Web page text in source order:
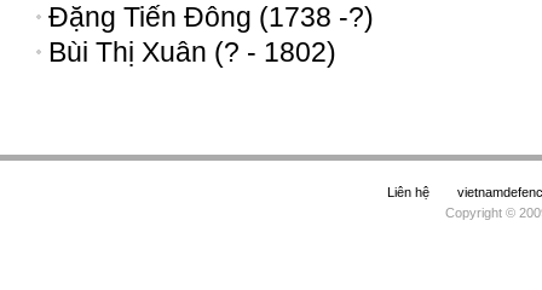
Đặng Tiến Đông (1738 -?)
Bùi Thị Xuân (? - 1802)
Liên hệ
Copyright ©